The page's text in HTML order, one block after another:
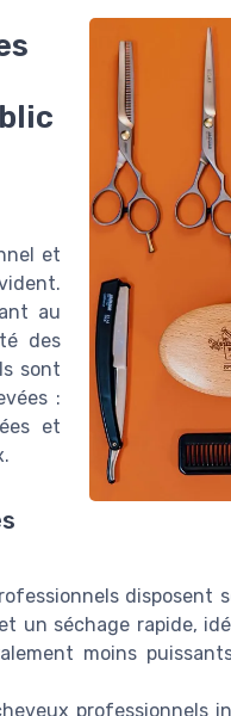
et
au
des
sont
:
et
disposent
un séchage rapide,
moins
professionnels